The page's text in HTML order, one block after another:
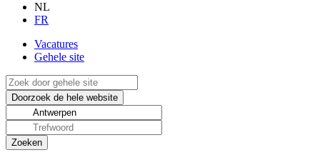
NL
FR
Vacatures
Gehele site